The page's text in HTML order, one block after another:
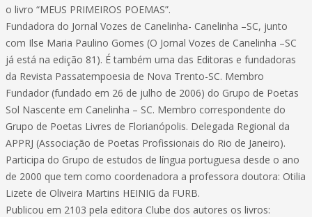
o livro “MEUS PRIMEIROS POEMAS”.
Fundadora do Jornal Vozes de Canelinha- Canelinha –SC, junto
com Ilse Maria Paulino Gomes (O Jornal Vozes de Canelinha –SC
já está na edição 81). É também uma das Editoras e fundadoras
da Revista Passatempoesia de Nova Trento-SC. Membro
Fundador (fundado em 26 de julho de 2006) do Grupo de Poetas
Sol Nascente em Canelinha – SC. Membro correspondente do
Grupo de Poetas Livres de Florianópolis. Delegada Regional da
APPRJ (Associação de Poetas Profissionais do Rio de Janeiro).
Participa do Grupo de estudos de língua portuguesa desde o ano
de 2000 que tem como coordenadora a professora doutora: Otilia
Lizete de Oliveira Martins HEINIG da FURB.
Publicou em 2103 pela editora Clube dos autores os livros: